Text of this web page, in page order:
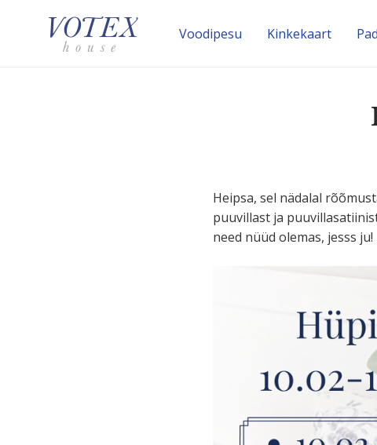
Voodipesu Kinke­kaart
Heipsa, sel nädalal
puuvillast ja
need nüüd olemas, jesss ju!